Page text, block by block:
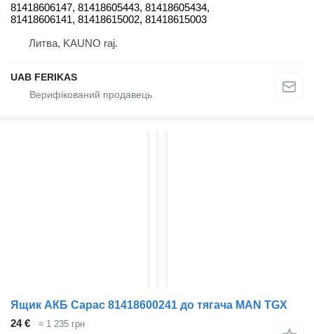
81418606147, 81418605443, 81418605434,
81418606141, 81418615002, 81418615003
Литва, KAUNO raj.
UAB FERIKAS
Ящик АКБ Capac 81418600241 до тягача MAN TGX
24 €
≈ 1 235 грн